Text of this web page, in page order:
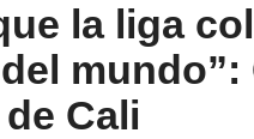
la liga
Cali